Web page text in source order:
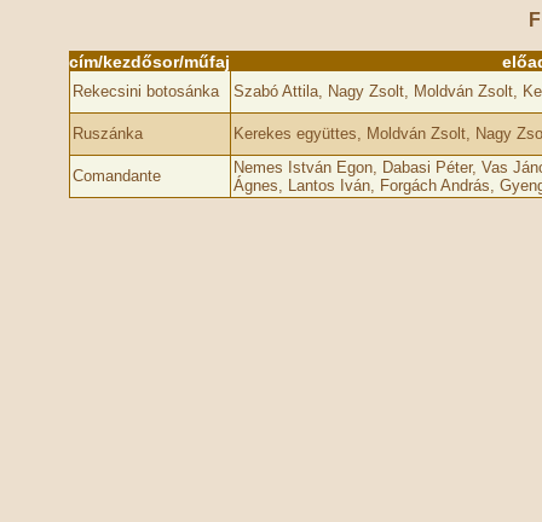
cím/kezdősor/műfaj
Rekecsini botosánka Szabó Attila, Nagy Zsolt, Moldván Zsolt,
Ruszánka Kerekes együttes, Moldván Zsolt, Nagy
Comandante
Nemes István Egon, Dabasi Péter, Vas
Ágnes, Lantos Iván, Forgách András,